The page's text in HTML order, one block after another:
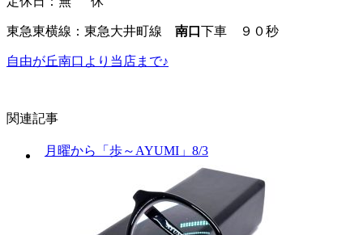
東急東横線：東急大井町線 南口 下車 ９０秒
自由が丘南口より当店まで♪
関連記事
月曜から「歩～AYUMI」8/3